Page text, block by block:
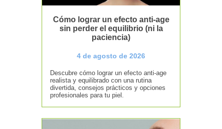
Cómo lograr un efecto anti-age
sin perder el equilibrio (ni la
paciencia)
4 de agosto de 2026
Descubre cómo lograr un efecto anti-age
realista y equilibrado con una rutina
divertida, consejos prácticos y opciones
profesionales para tu piel.